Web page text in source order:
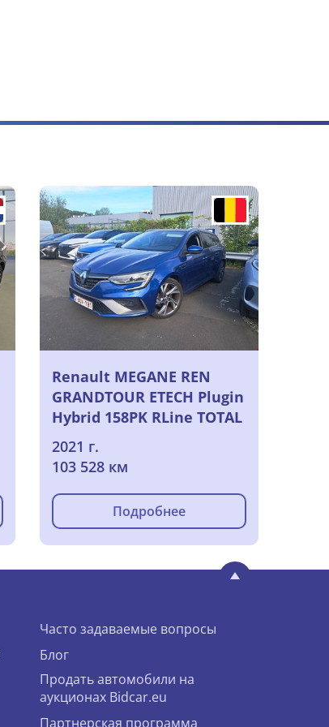
Renault MEGANE REN
GRANDTOUR ETECH Plugin
Hybrid 158PK RLine TOTAL
LOSS HAGELSCHADEN HAIL
DAMAGE
2021 г.
103 528 км
Подробнее
Часто задаваемые вопросы
Блог
Продать автомобили на
аукционах Bidcar.eu
Партнерская программа